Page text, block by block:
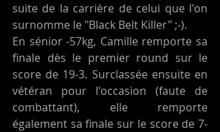
suite de la carrière de celui que l'on
surnomme le "Black Belt Killer" ;-).
En sénior -57kg, Camille remporte sa
finale dès le premier round sur le
score de 19-3. Surclassée ensuite en
vétéran pour l'occasion (faute de
combattant), elle remporte
également sa finale sur le score de 7-